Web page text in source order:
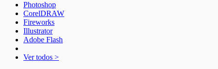
Photoshop
CorelDRAW
Fireworks
Illustrator
Adobe Flash
Ver todos >